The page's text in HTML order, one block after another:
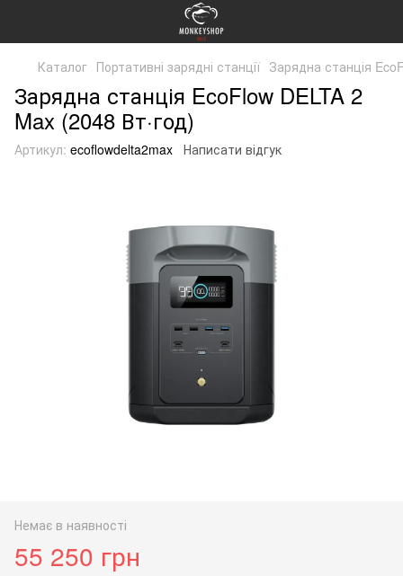
Каталог Портативні зарядні станції Зарядна станція
Зарядна станція EcoFlow DELTA 2
Max (2048 Вт·год)
Артикул: ecoflowdelta2max Написати відгук
Немає в наявності
55 250 грн